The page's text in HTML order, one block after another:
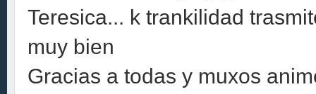
Teresica... k trankilidad
muy bien
Gracias a todas y muxos